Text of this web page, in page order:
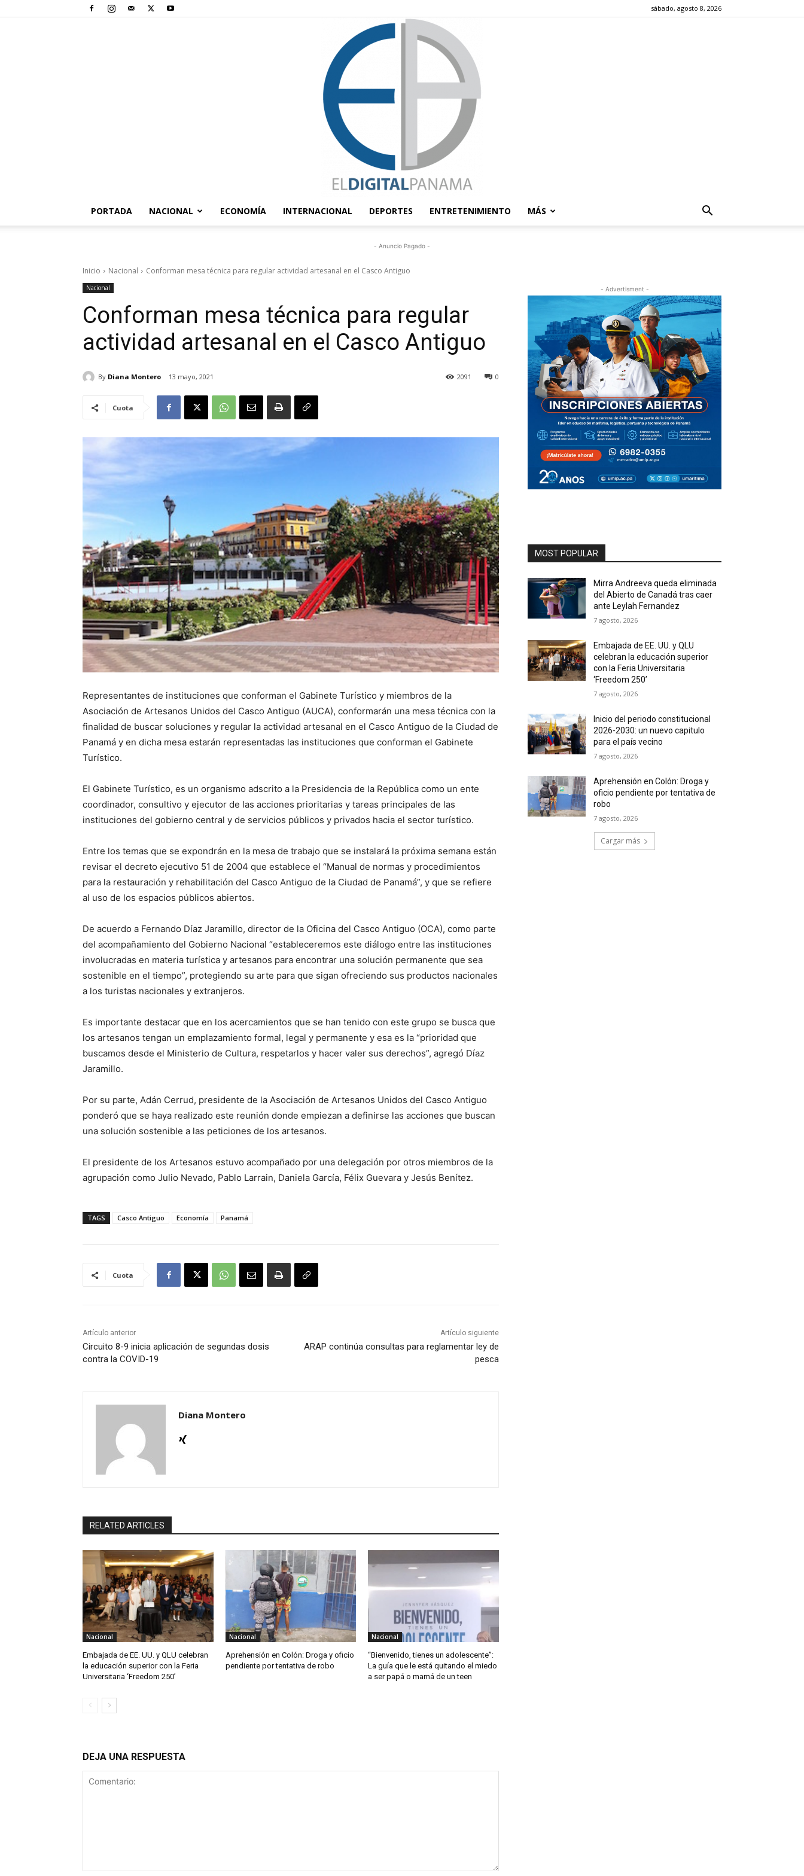
sábado, agosto 8, 2026
Digital
PORTADA NACIONAL ECONOMÍA INTERNACIONAL DEPORTES ENTRETENIMIENTO MÁS
- Anuncio Pagado -
Inicio Nacional Conforman mesa técnica para regular actividad artesanal en el Casco Antiguo
Nacional
Conforman mesa técnica para regular
actividad artesanal en el Casco Antiguo
By Diana Montero 13 mayo, 2021 0
2091
Cuota
Representantes de instituciones que conforman el Gabinete Turístico y miembros de la
Asociación de Artesanos Unidos del Casco Antiguo (AUCA), conformarán una mesa técnica con la
finalidad de buscar soluciones y regular la actividad artesanal en el Casco Antiguo de la Ciudad de
Panamá y en dicha mesa estarán representadas las instituciones que conforman el Gabinete
Turístico.
El Gabinete Turístico, es un organismo adscrito a la Presidencia de la República como un ente
coordinador, consultivo y ejecutor de las acciones prioritarias y tareas principales de las
instituciones del gobierno central y de servicios públicos y privados hacia el sector turístico.
Entre los temas que se expondrán en la mesa de trabajo que se instalará la próxima semana están
revisar el decreto ejecutivo 51 de 2004 que establece el “Manual de normas y procedimientos
para la restauración y rehabilitación del Casco Antiguo de la Ciudad de Panamá”, y que se refiere
al uso de los espacios públicos abiertos.
De acuerdo a Fernando Díaz Jaramillo, director de la Oficina del Casco Antiguo (OCA), como parte
del acompañamiento del Gobierno Nacional “estableceremos este diálogo entre las instituciones
involucradas en materia turística y artesanos para encontrar una solución permanente que sea
sostenible en el tiempo”, protegiendo su arte para que sigan ofreciendo sus productos nacionales
a los turistas nacionales y extranjeros.
Es importante destacar que en los acercamientos que se han tenido con este grupo se busca que
los artesanos tengan un emplazamiento formal, legal y permanente y esa es la “prioridad que
buscamos desde el Ministerio de Cultura, respetarlos y hacer valer sus derechos”, agregó Díaz
Jaramillo.
Por su parte, Adán Cerrud, presidente de la Asociación de Artesanos Unidos del Casco Antiguo
ponderó que se haya realizado este reunión donde empiezan a definirse las acciones que buscan
una solución sostenible a las peticiones de los artesanos.
El presidente de los Artesanos estuvo acompañado por una delegación por otros miembros de la
agrupación como Julio Nevado, Pablo Larrain, Daniela García, Félix Guevara y Jesús Benítez.
TAGS Casco Antiguo Economía Panamá
Cuota
Artículo anterior
Circuito 8-9 inicia aplicación de segundas dosis
contra la COVID-19
Artículo siguiente
ARAP continúa consultas para reglamentar ley de
pesca
Diana Montero
RELATED ARTICLES
Nacional
Embajada de EE. UU. y QLU celebran
la educación superior con la Feria
Universitaria ‘Freedom 250’
Nacional
Aprehensión en Colón: Droga y oficio
pendiente por tentativa de robo
Nacional
“Bienvenido, tienes un adolescente”:
La guía que le está quitando el miedo
a ser papá o mamá de un teen
DEJA UNA RESPUESTA
- Advertisment -
MOST POPULAR
Mirra Andreeva queda eliminada
del Abierto de Canadá tras caer
ante Leylah Fernandez
7 agosto, 2026
Embajada de EE. UU. y QLU
celebran la educación superior
con la Feria Universitaria
‘Freedom 250’
7 agosto, 2026
Inicio del periodo constitucional
2026-2030: un nuevo capitulo
para el país vecino
7 agosto, 2026
Aprehensión en Colón: Droga y
oficio pendiente por tentativa de
robo
7 agosto, 2026
Cargar más